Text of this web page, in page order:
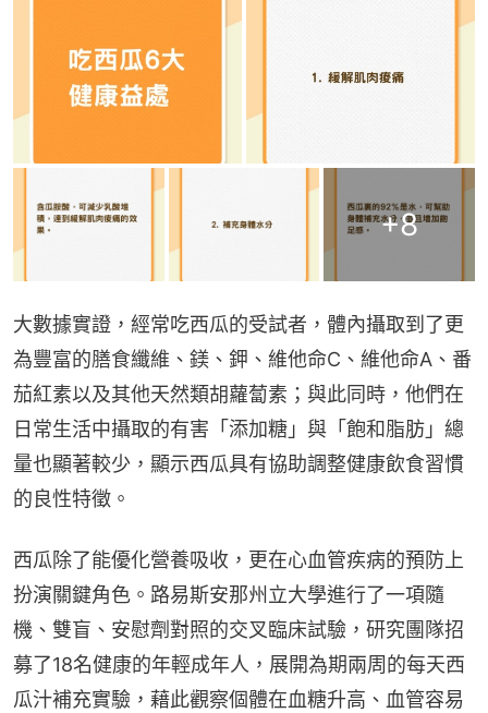
+8
大數據實證，經常吃西瓜的受試者，體內攝取到了更
為豐富的膳食纖維、鎂、鉀、維他命C、維他命A、番
茄紅素以及其他天然類胡蘿蔔素；與此同時，他們在
日常生活中攝取的有害「添加糖」與「飽和脂肪」總
量也顯著較少，顯示西瓜具有協助調整健康飲食習慣
的良性特徵。
西瓜除了能優化營養吸收，更在心血管疾病的預防上
扮演關鍵角色。路易斯安那州立大學進行了一項隨
機、雙盲、安慰劑對照的交叉臨床試驗，研究團隊招
募了18名健康的年輕成年人，展開為期兩周的每天西
瓜汁補充實驗，藉此觀察個體在血糖升高、血管容易